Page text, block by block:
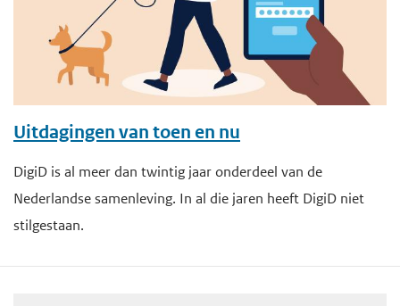
Uitdagingen van toen en nu
DigiD is al meer dan twintig jaar onderdeel van de
Nederlandse samenleving. In al die jaren heeft DigiD niet
stilgestaan.